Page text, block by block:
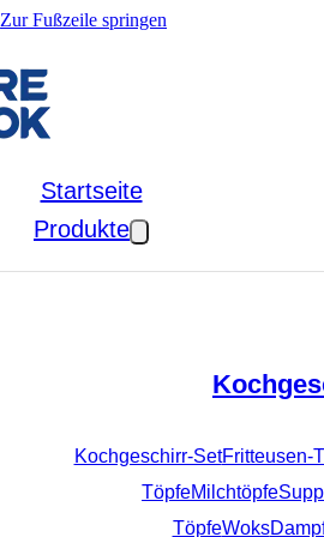
Zur Fußzeile springen
Startseite
Produkte
Kochgeschirr-SetFritteusen-
TöpfeMilchtöpfe
TöpfeWoks